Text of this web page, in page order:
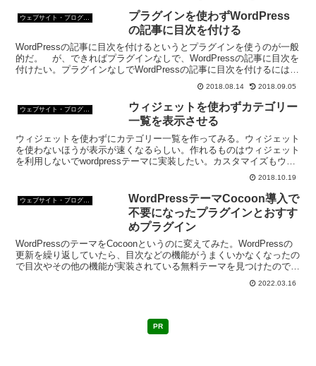
ウェブサイト・ブログ作成
プラグインを使わずWordPress
の記事に目次を付ける
WordPressの記事に目次を付けるというとプラグインを使うのが一般
的だ。 が、できればプラグインなしで、WordPressの記事に目次を
付けたい。プラグインなしでWordPressの記事に目次を付けるには
2018.08.14 2018.09.05
ウィジェットを使わずカテゴリー
一覧を表示させる
ウィジェットを使わずにカテゴリー一覧を作ってみる。ウィジェット
を使わないほうが表示が速くなるらしい。作れるものはウィジェット
を利用しないでwordpressテーマに実装したい。カスタマイズもウィ
2018.10.19
WordPressテーマCocoon導入で
不要になったプラグインとおすす
めプラグイン
WordPressのテーマをCocoonというのに変えてみた。WordPressの
更新を繰り返していたら、目次などの機能がうまくいかなくなったの
で目次やその他の機能が実装されている無料テーマを見つけたので変
2022.03.16
PR